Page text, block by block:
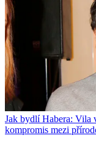
Jak bydlí Habera: Vila
kompromis mezi